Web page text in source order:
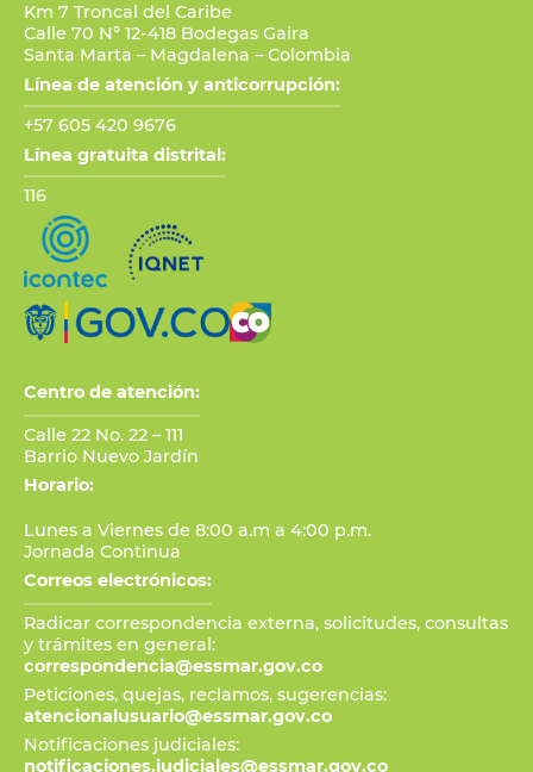
Km 7 Troncal del Caribe
Calle 70 N° 12-418 Bodegas Gaira
Santa Marta – Magdalena – Colombia
Línea de atención y anticorrupción:
+57 605 420 9676
Línea gratuita distrital:
116
Centro de atención:
Calle 22 No. 22 – 111
Barrio Nuevo Jardín
Horario:
Lunes a Viernes de 8:00 a.m a 4:00 p.m.
Jornada Continua
Correos electrónicos:
Radicar correspondencia externa, solicitudes, consultas
y trámites en general:
correspondencia@essmar.gov.co
Peticiones, quejas, reclamos, sugerencias:
atencionalusuario@essmar.gov.co
Notificaciones judiciales:
notificaciones.judiciales@essmar.gov.co